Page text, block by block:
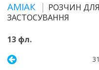
АМІАК
РОЗЧИН
ЗАСТОСУВАННЯ
13 фл.